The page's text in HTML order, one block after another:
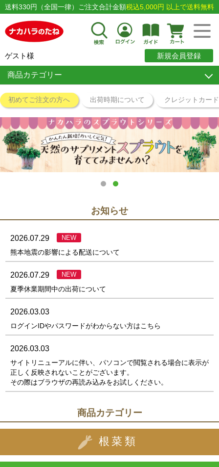
送料330円（全国一律）ご注文合計金額税込5,000円 以上で送料無料
ゲスト様 新規会員登録
商品カテゴリー
初めてご注文の方へ 出荷時期について クレジットカー
1 2
お知らせ
2026.07.29 NEW
熊本地震の影響による配送について
2026.07.29 NEW
夏季休業期間中の出荷について
2026.03.03
ログインIDやパスワードがわからない方はこちら
2026.03.03
サイトリニューアルに伴い、パソコンで閲覧される場合に表示が
正しく反映されないことがございます。
その際はブラウザの再読み込みをお試しください。
商品カテゴリー
根菜類